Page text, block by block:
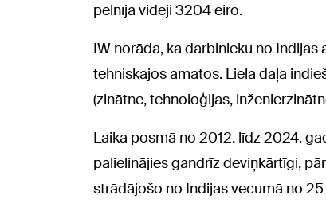
pelnīja vidēji 3204 eiro.
IW norāda, ka darbinieku no
tehniskajos amatos. Liela daļa
(zinātne, tehnoloģijas,
Laika posmā no 2012. līdz 2024.
palielinājies gandrīz deviņkārtīgi,
strādājošo no Indijas vecumā no